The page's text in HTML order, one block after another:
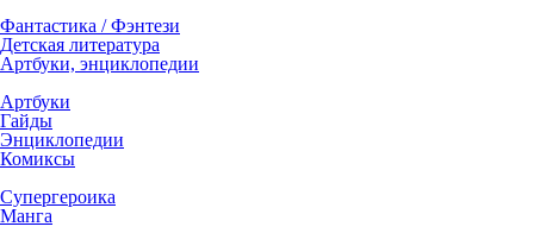
Фантастика / Фэнтези
Детская литература
Артбуки, энциклопедии
Артбуки
Гайды
Энциклопедии
Комиксы
Супергероика
Манга